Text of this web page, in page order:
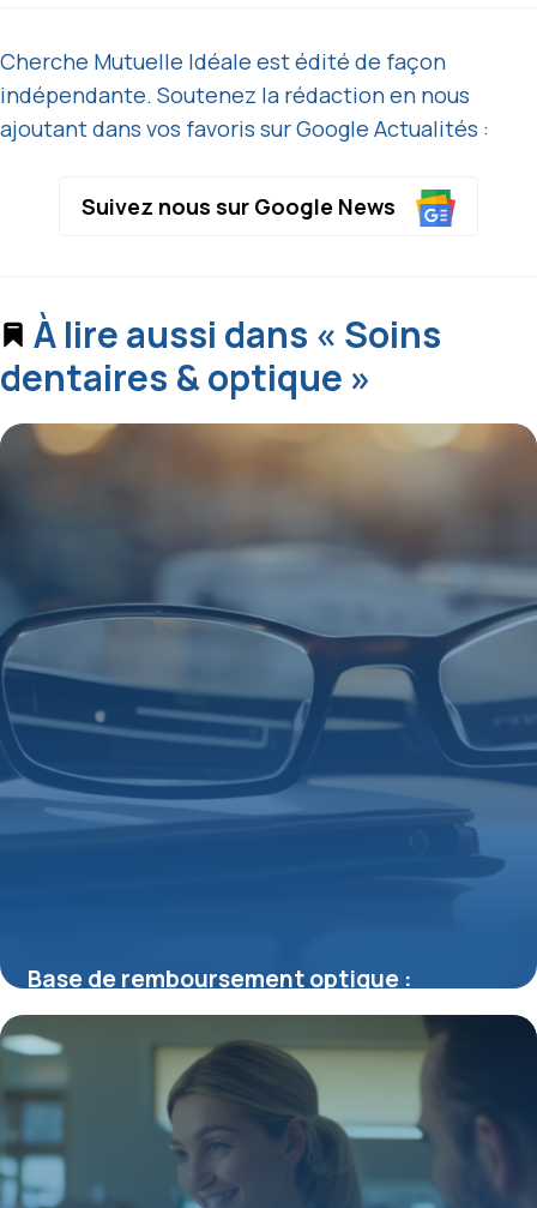
Cherche Mutuelle Idéale est édité de façon
indépendante. Soutenez la rédaction en nous
ajoutant dans vos favoris sur Google Actualités :
Suivez nous sur Google News
À lire aussi dans « Soins
dentaires & optique »
Base de remboursement optique :
comprendre les subtilités du
remboursement de vos lunettes
15 juin 2026